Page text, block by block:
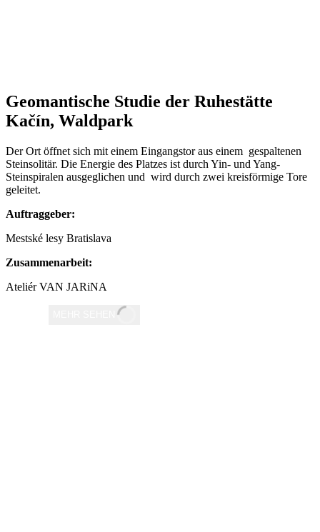
Geomantische Studie der Ruhestätte
Kačín, Waldpark
Der Ort öffnet sich mit einem Eingangstor aus einem gespaltenen
Steinsolitär. Die Energie des Platzes ist durch Yin- und Yang-
Steinspiralen ausgeglichen und wird durch zwei kreisförmige Tore
geleitet.
Auftraggeber:
Mestské lesy Bratislava
Zusammenarbeit:
Ateliér VAN JARiNA